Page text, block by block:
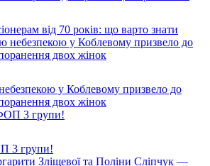
від 70 років: що варто знати
у Коблевому призвело до
двох жінок
3 групи!